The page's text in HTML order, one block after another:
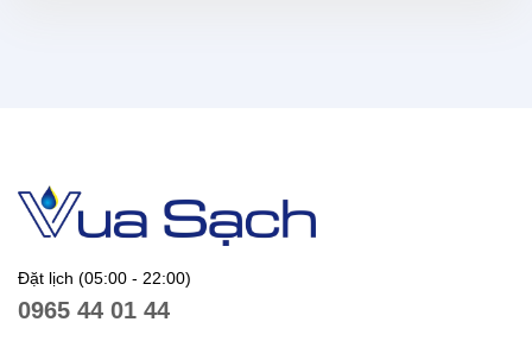
Đặt lịch (05:00 - 22:00)
0965 44 01 44